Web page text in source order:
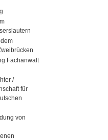
Fachanwalt
/
für
von